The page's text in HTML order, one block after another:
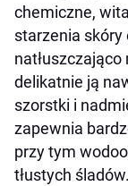
chemiczne,
starzenia skóry
natłuszczająco
delikatnie ją
szorstki i
zapewnia
przy tym
tłustych